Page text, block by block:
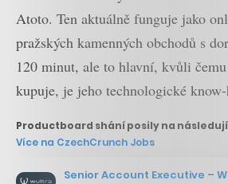
Atoto. Ten aktuálně funguje jako
pražských kamenných obchodů s
120 minut, ale to hlavní, kvůli
kupuje, je jeho technologické know-
Productboard shání posily na
Více na CzechCrunch Jobs
Senior Account Executive –